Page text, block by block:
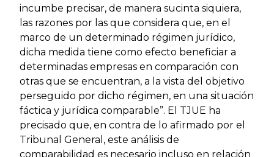
incumbe precisar, de manera sucinta siquiera,
las razones por las que considera que, en el
marco de un determinado régimen jurídico,
dicha medida tiene como efecto beneficiar a
determinadas empresas en comparación con
otras que se encuentran, a la vista del objetivo
perseguido por dicho régimen, en una situación
fáctica y jurídica comparable”. El TJUE ha
precisado que, en contra de lo afirmado por el
Tribunal General, este análisis de
comparabilidad es necesario incluso en relación